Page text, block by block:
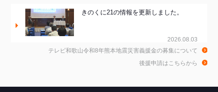
きのくに21の情報を更新しました。
2026.08.03
ちゃぶ台おかわりの情報を更新しまし
2026.07.30
テレビ和歌山令和8年熊本地震災害義援金の募集について
後援申請はこちらから